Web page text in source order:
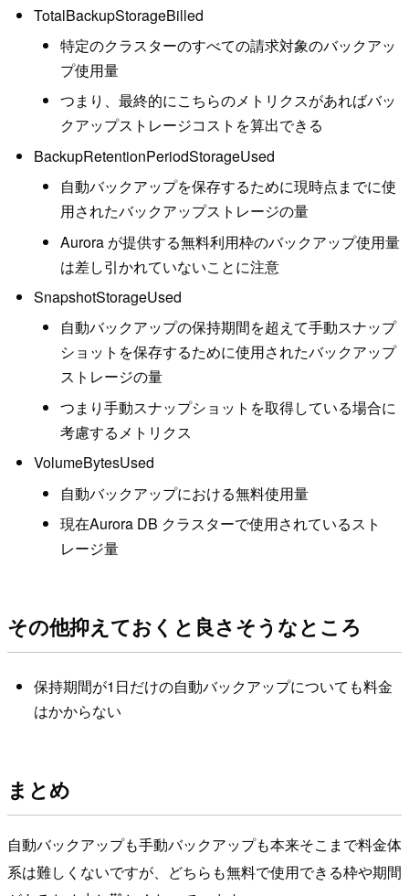
TotalBackupStorageBilled
特定のクラスターのすべての請求対象のバックアッ
プ使用量
つまり、最終的にこちらのメトリクスがあればバッ
クアップストレージコストを算出できる
BackupRetentionPeriodStorageUsed
自動バックアップを保存するために現時点までに使
用されたバックアップストレージの量
Aurora が提供する無料利用枠のバックアップ使用量
は差し引かれていないことに注意
SnapshotStorageUsed
自動バックアップの保持期間を超えて手動スナップ
ショットを保存するために使用されたバックアップ
ストレージの量
つまり手動スナップショットを取得している場合に
考慮するメトリクス
VolumeBytesUsed
自動バックアップにおける無料使用量
現在Aurora DB クラスターで使用されているスト
レージ量
その他抑えておくと良さそうなところ
保持期間が1日だけの自動バックアップについても料金
はかからない
まとめ
自動バックアップも手動バックアップも本来そこまで料金体
系は難しくないですが、どちらも無料で使用できる枠や期間